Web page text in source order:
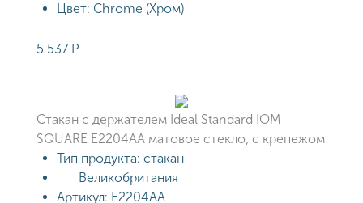
Цвет: Chrome (Хром)
5 537 Р
Стакан с держателем Ideal Standard IOM
SQUARE E2204AA матовое стекло, с крепежом
Тип продукта: стакан
Великобритания
Артикул: E2204AA